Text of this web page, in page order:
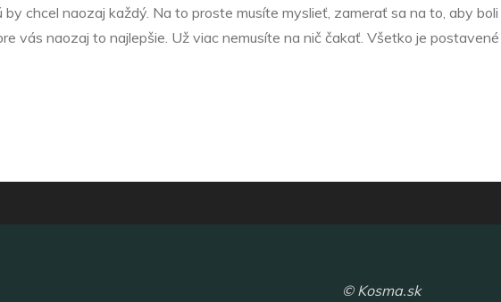
chcel naozaj každý. Na to proste musíte myslieť, zamerať sa na to, aby
vás naozaj to najlepšie. Už viac nemusíte na nič čakať. Všetko je
© Kosma.sk